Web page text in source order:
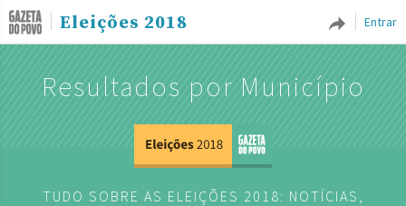
Entrar
Eleições 2018
Resultados por Município
TUDO SOBRE AS ELEIÇÕES 2018: NOTÍCIAS,